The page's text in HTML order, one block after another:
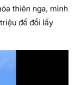
thiên nga, mình
để đổi lấy